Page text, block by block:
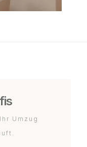
Umzug